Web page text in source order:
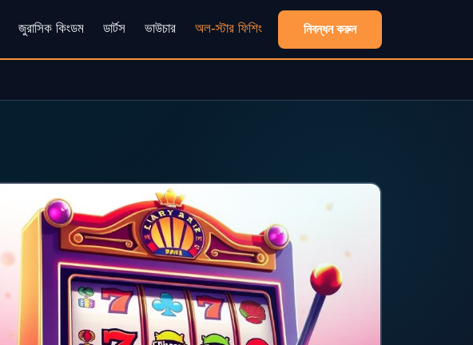
জুরাসিক কিংডম ডার্টস ভাউচার অল-স্টার ফিশিং নিবন্ধন করুন